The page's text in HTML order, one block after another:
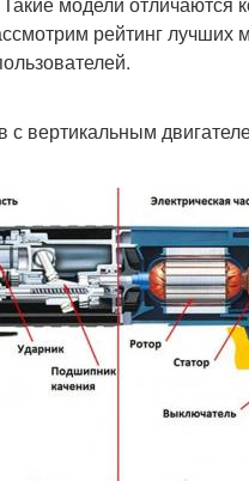
рейтинг
вертикальным